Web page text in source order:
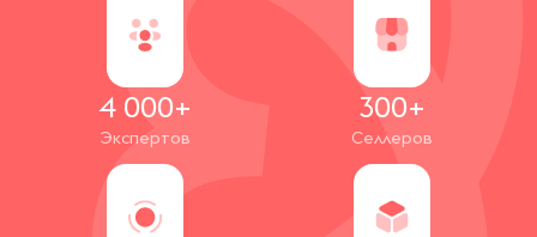
4 000+
Экспертов
300+
Селлеров